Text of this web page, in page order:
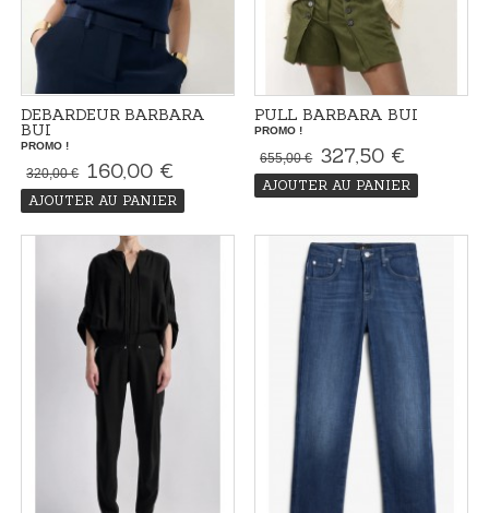
DEBARDEUR BARBARA
BUI
PROMO !
320,00 € 160,00 €
AJOUTER AU PANIER
PULL BARBARA BUI
PROMO !
655,00 € 327,50 €
AJOUTER AU PANIER